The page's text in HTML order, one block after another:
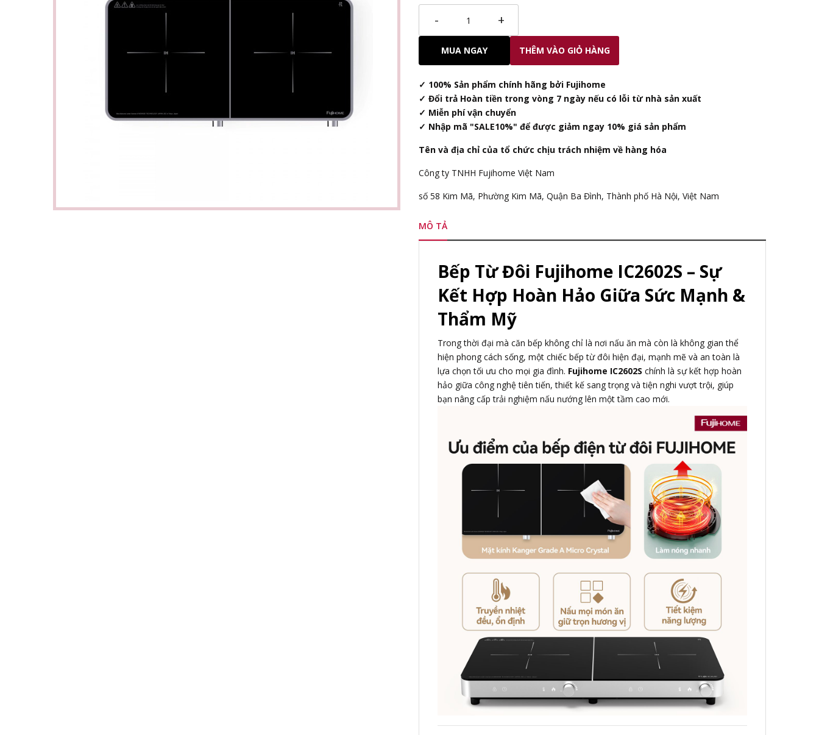
- +
MUA NGAY THÊM VÀO GIỎ HÀNG
✓ 100% Sản phẩm chính hãng bởi Fujihome
✓ Đổi trả Hoàn tiền trong vòng 7 ngày nếu có lỗi từ nhà sản xuất
✓ Miễn phí vận chuyển
✓ Nhập mã "SALE10%" để được giảm ngay 10% giá sản phẩm
Tên và địa chỉ của tổ chức chịu trách nhiệm về hàng hóa
Công ty TNHH Fujihome Việt Nam
số 58 Kim Mã, Phường Kim Mã, Quận Ba Đình, Thành phố Hà Nội, Việt Nam
MÔ TẢ
Bếp Từ Đôi Fujihome IC2602S – Sự
Kết Hợp Hoàn Hảo Giữa Sức Mạnh &
Thẩm Mỹ
Trong thời đại mà căn bếp không chỉ là nơi nấu ăn mà còn là không gian thể
hiện phong cách sống, một chiếc bếp từ đôi hiện đại, mạnh mẽ và an toàn là
lựa chọn tối ưu cho mọi gia đình. Fujihome IC2602S chính là sự kết hợp hoàn
hảo giữa công nghệ tiên tiến, thiết kế sang trọng và tiện nghi vượt trội, giúp
bạn nâng cấp trải nghiệm nấu nướng lên một tầm cao mới.